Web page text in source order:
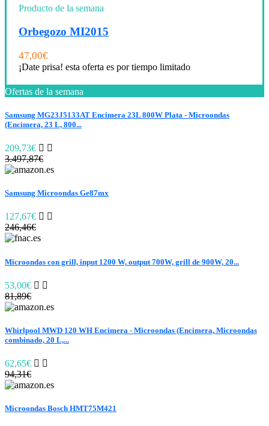
Producto de la semana
Orbegozo MI2015
47,00€
¡Date prisa! esta oferta es por tiempo limitado
Ofertas de la semana
Samsung MG23J5133AT Encimera 23L 800W Plata - Microondas
(Encimera, 23 L, 800...
209,73€
3.497,87€
Samsung Microondas Ge87mx
127,67€
246,46€
Microondas con grill, input 1200 W, output 700W, grill de 900W, 20...
53,00€
81,89€
Whirlpool MWD 120 WH Encimera - Microondas (Encimera, Microondas
combinado, 20 L,...
62,65€
94,31€
Microondas Bosch HMT75M421